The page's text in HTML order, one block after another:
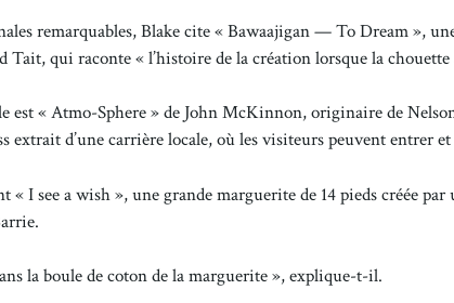
remarquables, Blake cite « Bawaajigan — To Dream »,
Tait, qui raconte « l’histoire de la création lorsque la
est « Atmo-Sphere » de John McKinnon, originaire de
extrait d’une carrière locale, où les visiteurs peuvent entrer et
« I see a wish », une grande marguerite de 14 pieds créée
la boule de coton de la marguerite », explique-t-il.